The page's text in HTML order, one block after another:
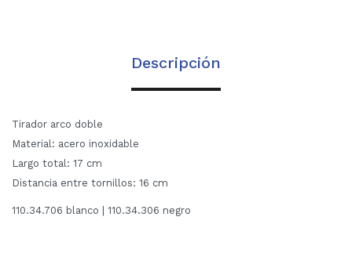
Descripción
Tirador arco doble
Material: acero inoxidable
Largo total: 17 cm
Distancia entre tornillos: 16 cm
110.34.706 blanco | 110.34.306 negro